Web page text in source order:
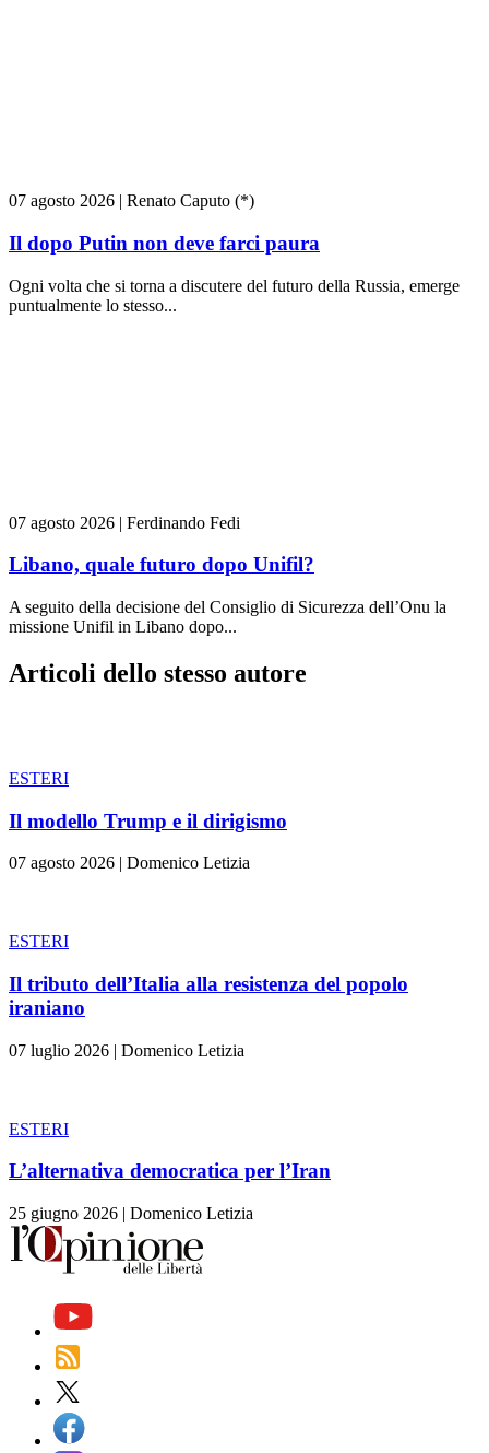
07 agosto 2026 | Renato Caputo (*)
Il dopo Putin non deve farci paura
Ogni volta che si torna a discutere del futuro della Russia, emerge
puntualmente lo stesso...
07 agosto 2026 | Ferdinando Fedi
Libano, quale futuro dopo Unifil?
A seguito della decisione del Consiglio di Sicurezza dell’Onu la
missione Unifil in Libano dopo...
Articoli dello stesso autore
ESTERI
Il modello Trump e il dirigismo
07 agosto 2026 | Domenico Letizia
ESTERI
Il tributo dell’Italia alla resistenza del popolo
iraniano
07 luglio 2026 | Domenico Letizia
ESTERI
L’alternativa democratica per l’Iran
25 giugno 2026 | Domenico Letizia